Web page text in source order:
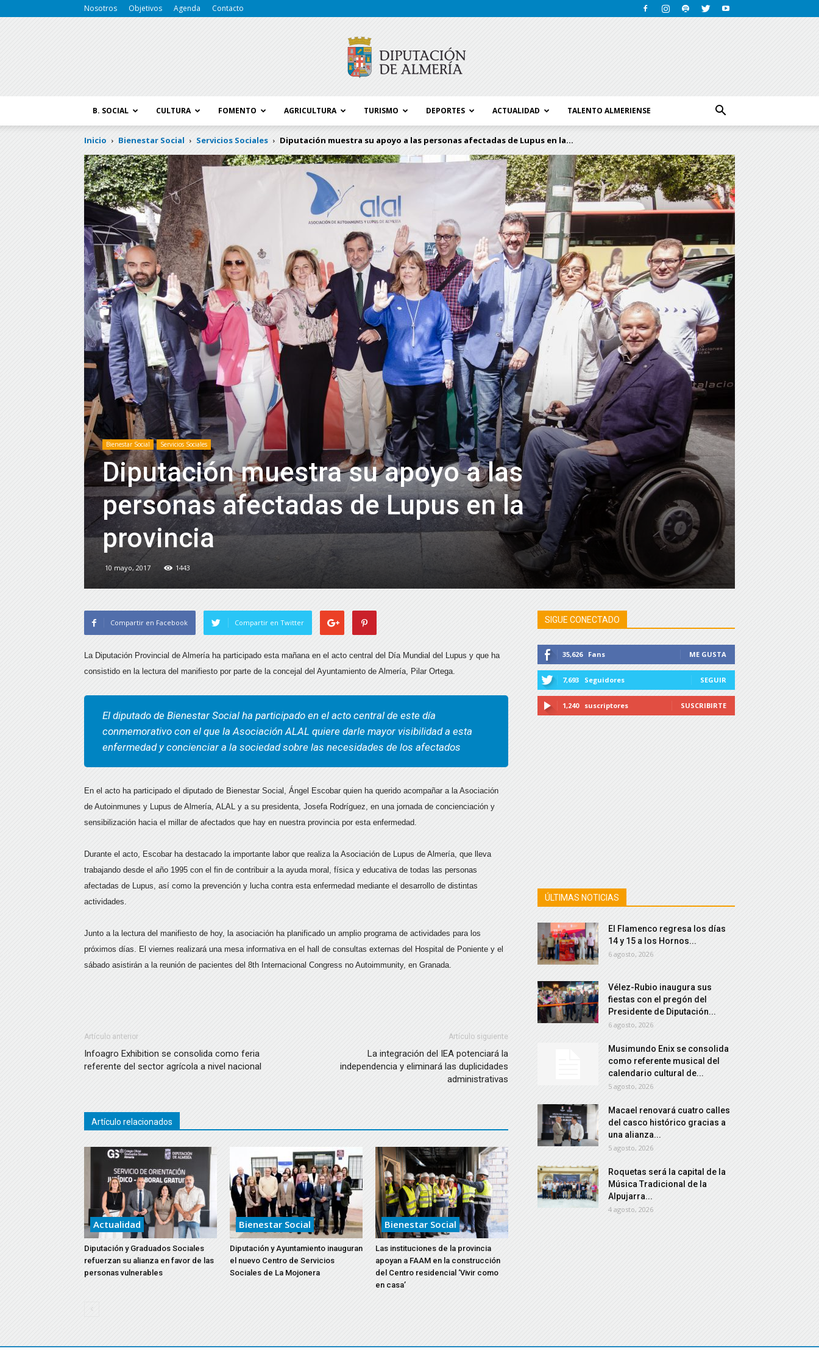
Nosotros Objetivos Agenda Contacto
de
Almería
B. SOCIAL CULTURA FOMENTO AGRICULTURA TURISMO DEPORTES ACTUALIDAD TALENTO ALMERIENSE
Inicio Bienestar Social Servicios Sociales Diputación muestra su apoyo a las personas afectadas de Lupus en la...
Bienestar Social Servicios Sociales
Diputación muestra su apoyo a las
personas afectadas de Lupus en la
provincia
10 mayo, 2017 1443
Compartir en Facebook Compartir en Twitter
La Diputación Provincial de Almería ha participado esta mañana en el acto central del Día Mundial del Lupus y que ha
consistido en la lectura del manifiesto por parte de la concejal del Ayuntamiento de Almería, Pilar Ortega.
El diputado de Bienestar Social ha participado en el acto central de este día
conmemorativo con el que la Asociación ALAL quiere darle mayor visibilidad a esta
enfermedad y concienciar a la sociedad sobre las necesidades de los afectados
En el acto ha participado el diputado de Bienestar Social, Ángel Escobar quien ha querido acompañar a la Asociación
de Autoinmunes y Lupus de Almería, ALAL y a su presidenta, Josefa Rodríguez, en una jornada de concienciación y
sensibilización hacia el millar de afectados que hay en nuestra provincia por esta enfermedad.
Durante el acto, Escobar ha destacado la importante labor que realiza la Asociación de Lupus de Almería, que lleva
trabajando desde el año 1995 con el fin de contribuir a la ayuda moral, física y educativa de todas las personas
afectadas de Lupus, así como la prevención y lucha contra esta enfermedad mediante el desarrollo de distintas
actividades.
Junto a la lectura del manifiesto de hoy, la asociación ha planificado un amplio programa de actividades para los
próximos días. El viernes realizará una mesa informativa en el hall de consultas externas del Hospital de Poniente y el
sábado asistirán a la reunión de pacientes del 8th Internacional Congress no Autoimmunity, en Granada.
Artículo anterior
Infoagro Exhibition se consolida como feria
referente del sector agrícola a nivel nacional
Artículo siguiente
La integración del IEA potenciará la
independencia y eliminará las duplicidades
administrativas
Artículo relacionados
Actualidad
Diputación y Graduados Sociales
refuerzan su alianza en favor de las
personas vulnerables
Bienestar Social
Diputación y Ayuntamiento inauguran
el nuevo Centro de Servicios
Sociales de La Mojonera
Bienestar Social
Las instituciones de la provincia
apoyan a FAAM en la construcción
del Centro residencial ‘Vivir como
en casa’
SIGUE CONECTADO
35,626 Fans ME GUSTA
7,693 Seguidores SEGUIR
1,240 suscriptores SUSCRIBIRTE
ÚLTIMAS NOTICIAS
El Flamenco regresa los días
14 y 15 a los Hornos...
6 agosto, 2026
Vélez-Rubio inaugura sus
fiestas con el pregón del
Presidente de Diputación...
6 agosto, 2026
Musimundo Enix se consolida
como referente musical del
calendario cultural de...
5 agosto, 2026
Macael renovará cuatro calles
del casco histórico gracias a
una alianza...
5 agosto, 2026
Roquetas será la capital de la
Música Tradicional de la
Alpujarra...
4 agosto, 2026